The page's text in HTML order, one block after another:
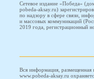
Сетевое издание «Победа»
pobeda-aksay.ru)
по надзору в сфере связи,
и массовых коммуникаций
2019 года, регистрационный
Вся информация, размещенная
www.pobeda-aksay.ru